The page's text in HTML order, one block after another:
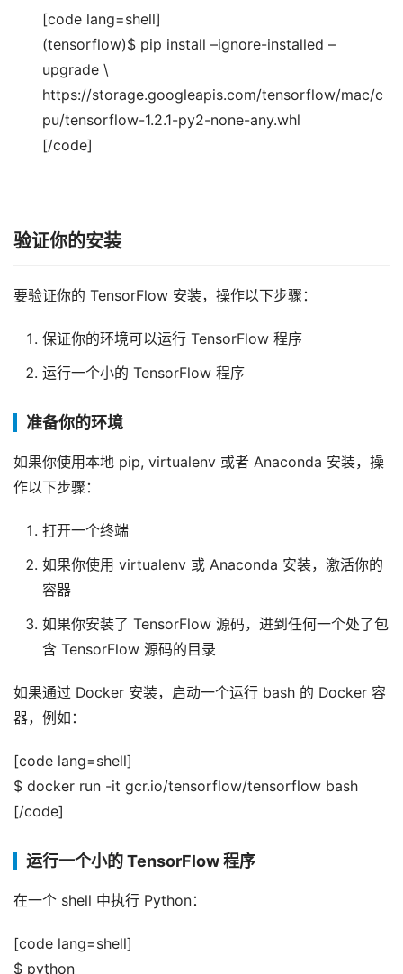
[code lang=shell]
(tensorflow)$ pip install –ignore-installed –
upgrade \
https://storage.googleapis.com/tensorflow/mac/c
pu/tensorflow-1.2.1-py2-none-any.whl
[/code]
验证你的安装
要验证你的 TensorFlow 安装，操作以下步骤：
保证你的环境可以运行 TensorFlow 程序
运行一个小的 TensorFlow 程序
准备你的环境
如果你使用本地 pip, virtualenv 或者 Anaconda 安装，操
作以下步骤：
打开一个终端
如果你使用 virtualenv 或 Anaconda 安装，激活你的
容器
如果你安装了 TensorFlow 源码，进到任何一个处了包
含 TensorFlow 源码的目录
如果通过 Docker 安装，启动一个运行 bash 的 Docker 容
器，例如：
[code lang=shell]
$ docker run -it gcr.io/tensorflow/tensorflow bash
[/code]
运行一个小的 TensorFlow 程序
在一个 shell 中执行 Python：
[code lang=shell]
$ python